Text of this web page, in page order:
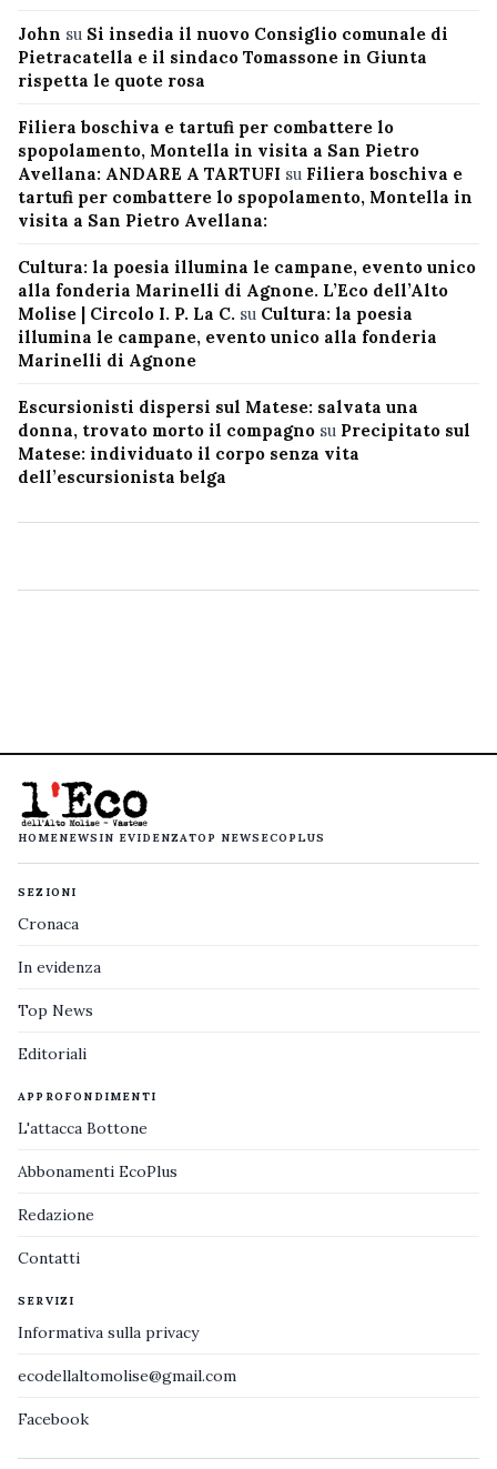
John su Si insedia il nuovo Consiglio comunale di
Pietracatella e il sindaco Tomassone in Giunta
rispetta le quote rosa
Filiera boschiva e tartufi per combattere lo
spopolamento, Montella in visita a San Pietro
Avellana: ANDARE A TARTUFI su Filiera boschiva e
tartufi per combattere lo spopolamento, Montella in
visita a San Pietro Avellana:
Cultura: la poesia illumina le campane, evento unico
alla fonderia Marinelli di Agnone. L’Eco dell’Alto
Molise | Circolo I. P. La C. su Cultura: la poesia
illumina le campane, evento unico alla fonderia
Marinelli di Agnone
Escursionisti dispersi sul Matese: salvata una
donna, trovato morto il compagno su Precipitato sul
Matese: individuato il corpo senza vita
dell’escursionista belga
HOMENEWS IN EVIDENZATOP NEWS ECOPLUS
SEZIONI
Cronaca
In evidenza
Top News
Editoriali
APPROFONDIMENTI
L'attacca Bottone
Abbonamenti EcoPlus
Redazione
Contatti
SERVIZI
Informativa sulla privacy
ecodellaltomolise@gmail.com
Facebook